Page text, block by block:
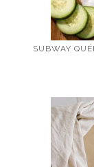
SUBWAY